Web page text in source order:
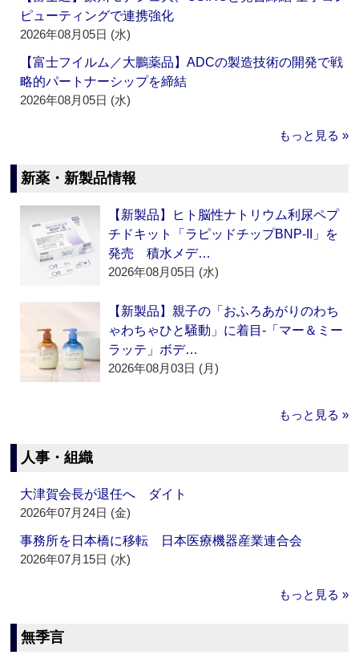
ピューティングで連携強化
2026年08月05日 (水)
【富士フイルム／大鵬薬品】ADCの製造技術の開発で戦
略的パートナーシップを締結
2026年08月05日 (水)
もっと見る »
新薬・新製品情報
【新製品】ヒト脳性ナトリウム利尿ペプ
チドキット「ラピッドチップBNP-II」を
発売 積水メデ…
2026年08月05日 (水)
【新製品】親子の「おふろあがりのわち
ゃわちゃひと騒動」に着目‐「マー＆ミー
ラッテ」ボデ…
2026年08月03日 (月)
もっと見る »
人事・組織
大津賀会長が退任へ ダイト
2026年07月24日 (金)
事務所を日本橋に移転 日本医療機器産業連合会
2026年07月15日 (水)
もっと見る »
無季言